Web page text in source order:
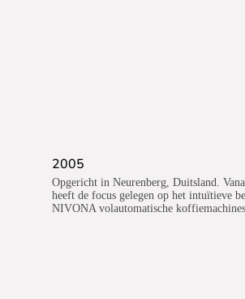
2005
Opgericht in Neurenberg, Duitsland.
heeft de focus gelegen op het intuïtieve
NIVONA volautomatische